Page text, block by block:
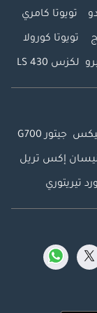
تويوتا كامري
تويوتا كورولا
لكزس LS 430
جيتور G700
إكس تريل
تيريتوري